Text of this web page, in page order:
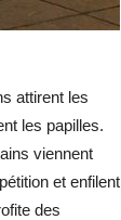
attirent les
les papilles.
viennent
et enfilent
des